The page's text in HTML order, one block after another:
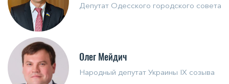
Депутат Одесского городского совета
Олег Мейдич
Народный депутат Украины IX созыва